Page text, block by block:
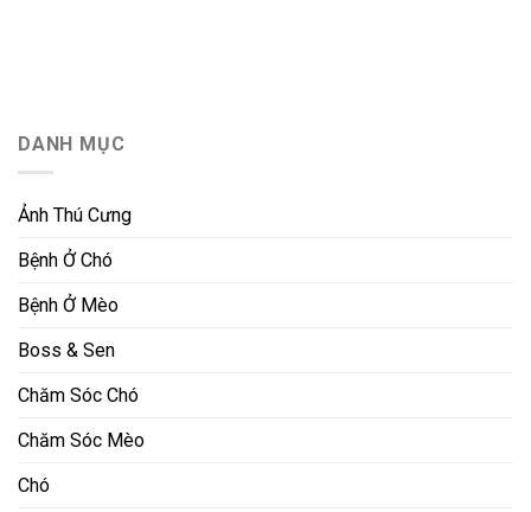
DANH MỤC
Ảnh Thú Cưng
Bệnh Ở Chó
Bệnh Ở Mèo
Boss & Sen
Chăm Sóc Chó
Chăm Sóc Mèo
Chó